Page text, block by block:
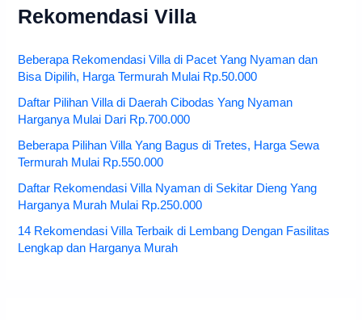
Rekomendasi Villa
Beberapa Rekomendasi Villa di Pacet Yang Nyaman dan
Bisa Dipilih, Harga Termurah Mulai Rp.50.000
Daftar Pilihan Villa di Daerah Cibodas Yang Nyaman
Harganya Mulai Dari Rp.700.000
Beberapa Pilihan Villa Yang Bagus di Tretes, Harga Sewa
Termurah Mulai Rp.550.000
Daftar Rekomendasi Villa Nyaman di Sekitar Dieng Yang
Harganya Murah Mulai Rp.250.000
14 Rekomendasi Villa Terbaik di Lembang Dengan Fasilitas
Lengkap dan Harganya Murah